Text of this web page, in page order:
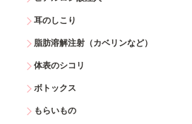
耳のしこり
脂肪溶解注射（カベリンなど）
体表のシコリ
ボトックス
もらいもの